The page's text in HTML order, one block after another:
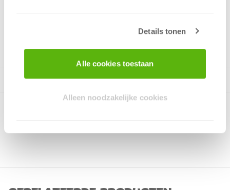
Details tonen
Alle cookies toestaan
Alleen noodzakelijke cookies